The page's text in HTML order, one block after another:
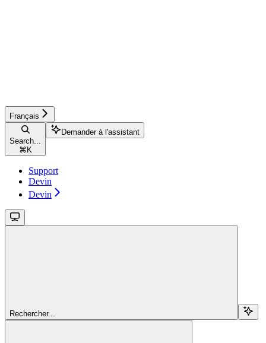
Français
Search...
⌘ K
Demander à l'assistant
Support
Devin
Devin
Rechercher...